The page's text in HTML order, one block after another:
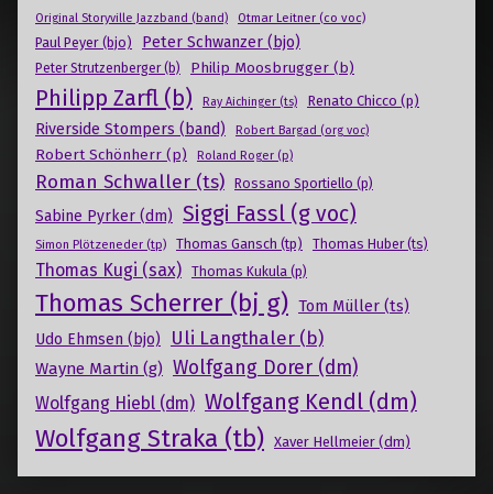
Original Storyville Jazzband (band) Otmar Leitner (co voc)
Paul Peyer (bjo) Peter Schwanzer (bjo)
Peter Strutzenberger (b) Philip Moosbrugger (b)
Philipp Zarfl (b) Ray Aichinger (ts) Renato Chicco (p)
Riverside Stompers (band) Robert Bargad (org voc)
Robert Schönherr (p) Roland Roger (p)
Roman Schwaller (ts) Rossano Sportiello (p)
Sabine Pyrker (dm) Siggi Fassl (g voc)
Simon Plötzeneder (tp) Thomas Gansch (tp) Thomas Huber (ts)
Thomas Kugi (sax) Thomas Kukula (p)
Thomas Scherrer (bj g) Tom Müller (ts)
Udo Ehmsen (bjo)
Uli Langthaler (b)
Wayne Martin (g) Wolfgang Dorer (dm)
Wolfgang Hiebl (dm) Wolfgang Kendl (dm)
Wolfgang Straka (tb) Xaver Hellmeier (dm)